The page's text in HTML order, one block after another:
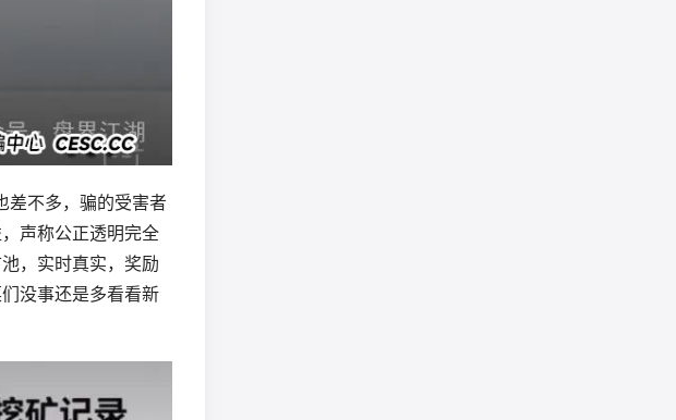
差不多，骗的受害者
声称公正透明完全
，实时真实，奖励
没事还是多看看新